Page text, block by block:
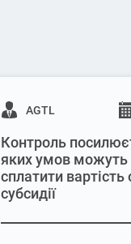
AGTL
Контроль
яких умов можуть
сплатити вартість
субсидії